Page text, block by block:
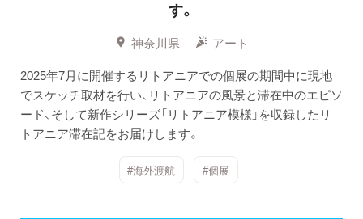
す。
神奈川県
アート
2025年7月に開催するリトアニアでの個展の期間中に現地
でスケッチ取材を行い、リトアニアの風景と滞在中のエピソ
ード、そして新作シリーズ「リトアニア模様」を収録したリ
トアニア滞在記をお届けします。
#海外渡航 #個展